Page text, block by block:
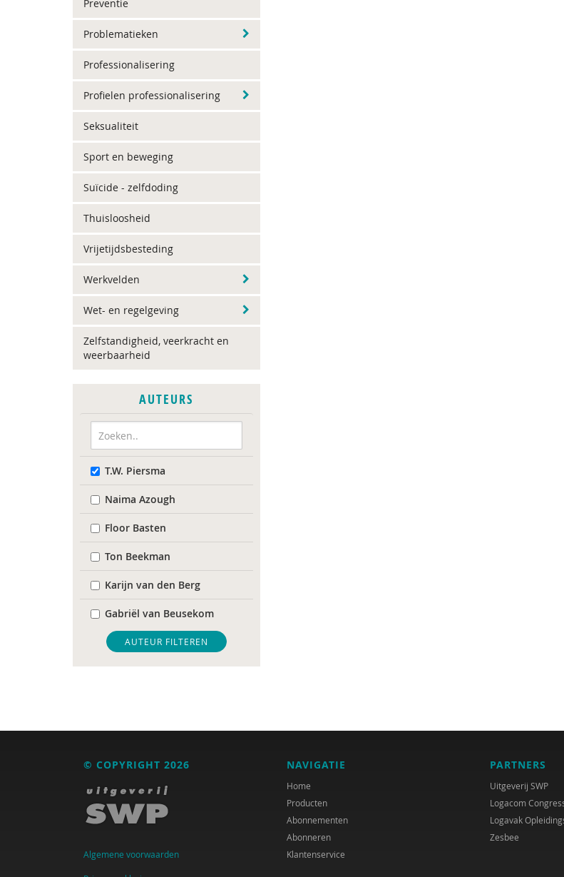
Preventie
Problematieken
Professionalisering
Profielen professionalisering
Seksualiteit
Sport en beweging
Suïcide - zelfdoding
Thuisloosheid
Vrijetijdsbesteding
Werkvelden
Wet- en regelgeving
Zelfstandigheid, veerkracht en
weerbaarheid
AUTEURS
T.W. Piersma
Naima Azough
Floor Basten
Ton Beekman
Karijn van den Berg
Gabriël van Beusekom
Lonneke Bierhoff
Gert Biesta
Anita Boele
Suzanne Bouma
Mellouki Cadat-Lampe
AUTEUR FILTEREN
© COPYRIGHT 2026
Algemene voorwaarden
NAVIGATIE
Home
Producten
Abonnementen
Abonneren
Klantenservice
PARTNERS
Uitgeverij SWP
Logacom
Logavak
Zesbee